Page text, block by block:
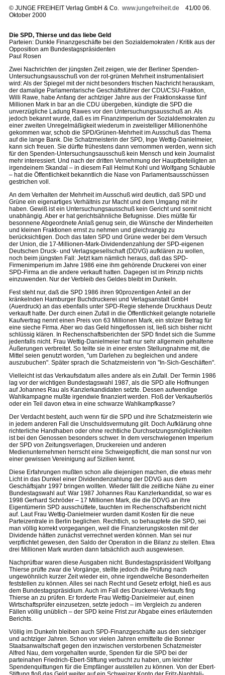
© JUNGE FREIHEIT Verlag GmbH & Co. www.jungefreiheit.de 41/00 06.
Oktober 2000
Die SPD, Thierse und das liebe Geld
Parteien: Dunkle Finanzgeschäfte bei den Sozialdemokraten / Kritik aus der
Opposition am Bundestagspräsidenten
Paul Rosen
Zwei Nachrichten der jüngsten Zeit zeigen, wie der Berliner Spenden-
Untersuchungsausschuß von der rot-grünen Mehrheit instrumentalisiert
wird: Als der Spiegel mit der nicht besonders frischen Nachricht herauskam,
der damalige Parlamentarische Geschäftsführer der CDU/CSU-Fraktion,
Willi Rawe, habe Anfang der achtziger Jahre aus der Fraktionskasse fünf
Millionen Mark in bar an die CDU übergeben, kündigte die SPD die
unverzügliche Ladung Rawes vor den Untersuchungsausschuß an. Als
jedoch bekannt wurde, daß es im Finanzimperium der Sozialdemokraten zu
einer zweiten Unregelmäßigkeit wiederum in zweistelliger Millionenhöhe
gekommen war, schob die SPD/Grünen-Mehrheit im Ausschuß das Thema
auf die lange Bank. Die Schatzmeisterin der SPD, Inge Wettig-Danielmeier,
kann sich freuen. Sie dürfte frühestens dann vernommen werden, wenn sich
für den Spenden-Untersuchungsausschuß kein Mensch und kein Journalist
mehr interessiert. Und nach der dritten Vernehmung der Hauptbeteiligten an
irgendeinem Skandal – in diesem Fall Helmut Kohl und Wolfgang Schäuble
– hat die Öffentlichkeit bekanntlich die Nase von Parlamentsausschüssen
gestrichen voll.
An dem Verhalten der Mehrheit im Ausschuß wird deutlich, daß SPD und
Grüne ein eigenartiges Verhältnis zur Macht und dem Umgang mit ihr
haben. Gewiß ist ein Untersuchungsausschuß kein Gericht und somit nicht
unabhängig. Aber er hat gerichtsähnliche Befugnisse. Dies müßte für
besonnene Abgeordnete Anlaß genug sein, die Wünsche der Minderheiten
und kleinen Fraktionen ernst zu nehmen und gleichrangig zu
berücksichtigen. Doch das taten SPD und Grüne weder bei dem Versuch
der Union, die 17-Millionen-Mark-Dividendenzahlung der SPD-eigenen
Deutschen Druck- und Verlagsgesellschaft (DDVG) aufklären zu wollen,
noch beim jüngsten Fall: Jetzt kam nämlich heraus, daß das SPD-
Firmenimperium im Jahre 1986 eine ihm gehörende Druckerei von einer
SPD-Firma an die andere verkauft hatten. Dagegen ist im Prinzip nichts
einzuwenden. Nur der Verbleib des Geldes bleibt im Dunkeln.
Fest steht nur, daß die SPD 1986 ihren 90prozentigen Anteil an der
kränkelnden Hamburger Buchdruckerei und Verlagsanstalt GmbH
(Auerdruck) an das ebenfalls unter SPD-Regie stehende Druckhaus Deutz
verkauft hatte. Der durch einen Zufall in die Öffentlichkeit gelangte notarielle
Kaufvertrag nennt einen Preis von 63 Millionen Mark, ein stolzer Betrag für
eine sieche Firma. Aber wo das Geld hingeflossen ist, ließ sich bisher nicht
schlüssig klären. In Rechenschaftsberichten der SPD findet sich die Summe
jedenfalls nicht. Frau Wettig-Danielmeier hatt nur sehr allgemein gehaltene
Äußerungen verbreitet. So teilte sie in einer ersten Stellungnahme mit, die
Mittel seien genutzt worden, "um Darlehen zu begleichen und andere
auszubuchen". Später sprach die Schatzmeisterin von "In-Sich-Geschäften".
Vielleicht ist das Verkaufsdatum alles andere als ein Zufall. Der Termin 1986
lag vor der wichtigen Bundestagswahl 1987, als die SPD alle Hoffnungen
auf Johannes Rau als Kanzlerkandidaten setzte. Dessen aufwendige
Wahlkampagne mußte irgendwie finanziert werden. Floß der Verkaufserlös
oder ein Teil davon etwa in eine schwarze Wahlkampfkasse?
Der Verdacht besteht, auch wenn für die SPD und ihre Schatzmeisterin wie
in jedem anderen Fall die Unschuldsvermutung gilt. Doch Aufklärung ohne
richterliche Handhaben oder ohne rechtliche Durchsetzungsmöglichkeiten
ist bei den Genossen besonders schwer. In dem verschwiegenen Imperium
der SPD von Zeitungsverlagen, Druckereien und anderen
Medienunternehmen herrscht eine Schweigepflicht, die man sonst nur von
einer gewissen Vereinigung auf Sizilien kennt.
Diese Erfahrungen mußten schon alle diejenigen machen, die etwas mehr
Licht in das Dunkel einer Dividendenzahlung der DDVG aus dem
Geschäftsjahr 1997 bringen wollten. Wieder fällt die zeitliche Nähe zu einer
Bundestagswahl auf: War 1987 Johannes Rau Kanzlerkandidat, so war es
1998 Gerhard Schröder – 17 Millionen Mark, die die DDVG an ihre
Eigentümerin SPD ausschüttete, tauchten im Rechenschaftsbericht nicht
auf. Laut Frau Wettig-Danielmeier wurden damit Kosten für die neue
Parteizentrale in Berlin beglichen. Rechtlich, so behauptete die SPD, sei
man völlig korrekt vorgegangen, weil die Finanzierungskosten mit der
Dividende hätten zunächst verrechnet werden können. Man sei nur
verpflichtet gewesen, den Saldo der Operation in die Bilanz zu stellen. Etwa
drei Millionen Mark wurden dann tatsächlich auch ausgewiesen.
Nachprüfbar waren diese Ausgaben nicht. Bundestagspräsident Wolfgang
Thierse prüfte zwar die Vorgänge, stellte jedoch die Prüfung nach
ungewöhnlich kurzer Zeit wieder ein, ohne irgendwelche Besonderheiten
feststellen zu können. Alles sei nach Recht und Gesetz erfolgt, hieß es aus
dem Bundestagspräsidium. Auch im Fall des Druckerei-Verkaufs fing
Thierse an zu prüfen. Er forderte Frau Wettig-Danielmeier auf, einen
Wirtschaftsprüfer einzusetzen, setzte jedoch – im Vergleich zu anderen
Fällen völlig unüblich – der SPD keine Frist zur Abgabe eines erläuternden
Berichts.
Völlig im Dunkeln bleiben auch SPD-Finanzgeschäfte aus den siebziger
und achtziger Jahren. Schon vor vielen Jahren ermittelte die Bonner
Staatsanwaltschaft gegen den inzwischen verstorbenen Schatzmeister
Alfred Nau, dem vorgehalten wurde, Spenden für die SPD bei der
parteinahen Friedrich-Ebert-Stiftung verbucht zu haben, um leichter
Spendenquittungen für die Empfänger ausstellen zu können. Von der Ebert-